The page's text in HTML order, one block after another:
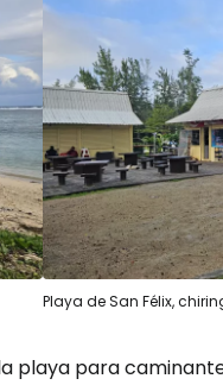
Playa de San Félix,
playa para